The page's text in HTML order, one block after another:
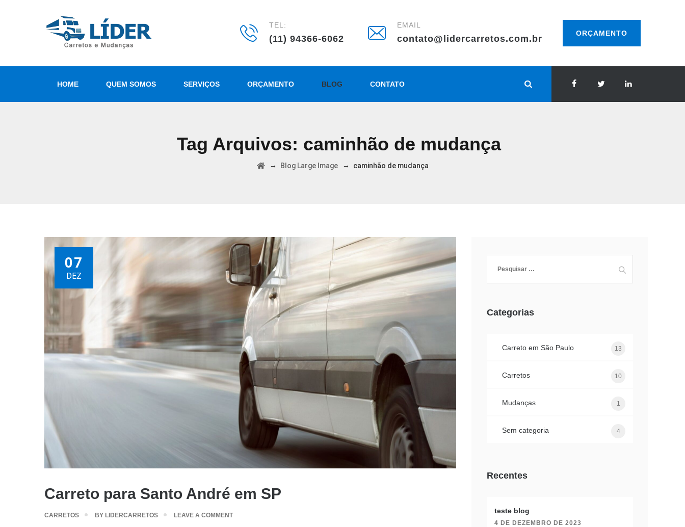
TEL:
(11) 94366-6062
EMAIL
contato@lidercarretos.com.br
ORÇAMENTO
HOME QUEM SOMOS SERVIÇOS ORÇAMENTO BLOG CONTATO
Tag Arquivos: caminhão de mudança
→ Blog Large Image→ caminhão de mudança
07
DEZ
Carreto para Santo André em SP
CARRETOS BY LIDERCARRETOS LEAVE A COMMENT
por:
Categorias
Carreto em São Paulo 13
Carretos 10
Mudanças 1
Sem categoria 4
Recentes
teste blog
4 DE DEZEMBRO DE 2023